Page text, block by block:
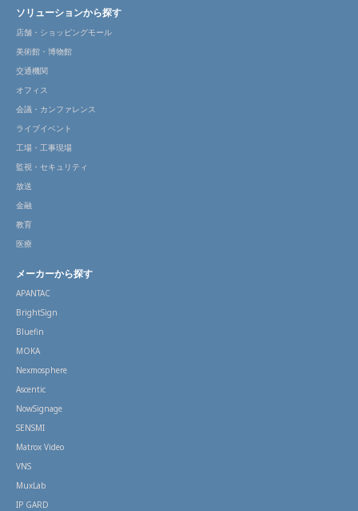
ソリューションから探す
店舗・ショッピングモール
美術館・博物館
交通機関
オフィス
会議・カンファレンス
ライブイベント
工場・工事現場
監視・セキュリティ
放送
金融
教育
医療
メーカーから探す
APANTAC
BrightSign
Bluefin
MOKA
Nexmosphere
Ascentic
NowSignage
SENSMI
Matrox Video
VNS
MuxLab
IP GARD